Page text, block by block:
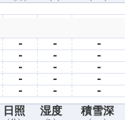
- -
-
- -
-
- -
-
- -
-
- - -
日照 湿度 積雪深